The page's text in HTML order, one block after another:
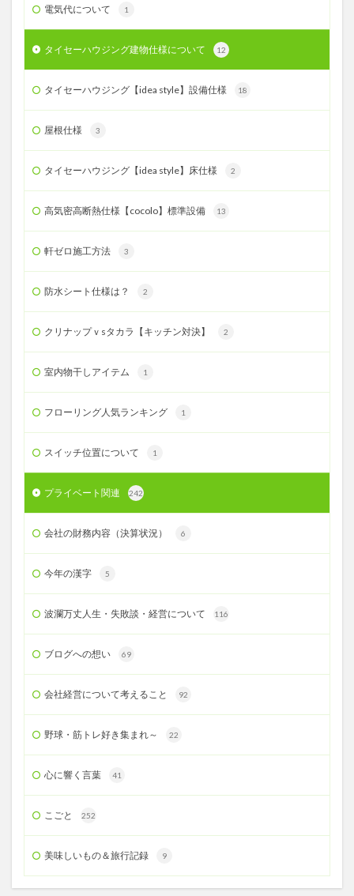
電気代について 1
タイセーハウジング建物仕様について 12
タイセーハウジング【idea style】設備仕様 18
屋根仕様 3
タイセーハウジング【idea style】床仕様 2
高気密高断熱仕様【cocolo】標準設備 13
軒ゼロ施工方法 3
防水シート仕様は？ 2
クリナップｖsタカラ【キッチン対決】 2
室内物干しアイテム 1
フローリング人気ランキング 1
スイッチ位置について 1
プライベート関連 242
会社の財務内容（決算状況） 6
今年の漢字 5
波瀾万丈人生・失敗談・経営について 116
ブログへの想い 69
会社経営について考えること 92
野球・筋トレ好き集まれ～ 22
心に響く言葉 41
こごと 252
美味しいもの＆旅行記録 9